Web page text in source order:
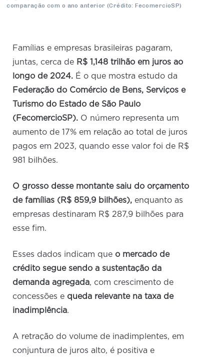
comparação com o ano anterior (Crédito: FecomercioSP)
Famílias e empresas brasileiras pagaram,
juntas, cerca de R$ 1,148 trilhão em juros ao
longo de 2024. É o que mostra estudo da
Federação do Comércio de Bens, Serviços e
Turismo do Estado de São Paulo
(FecomercioSP). O número representa um
aumento de 17% em relação ao total de juros
pagos em 2023, quando esse valor foi de R$
981 bilhões.
O grosso desse montante saiu do orçamento
de famílias (R$ 859,9 bilhões), enquanto as
empresas destinaram R$ 287,9 bilhões para
esse fim.
Esses dados indicam que o mercado de
crédito segue sendo a sustentação da
demanda agregada, com crescimento de
concessões e queda relevante na taxa de
inadimplência.
A retração do volume de inadimplentes, em
conjuntura de juros alto, é positiva e